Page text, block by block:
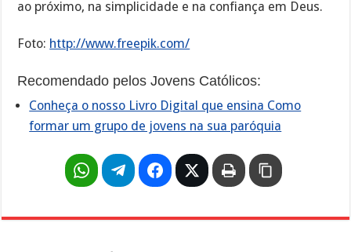
ao próximo, na simplicidade e na confiança em Deus.
Foto: http://www.freepik.com/
Recomendado pelos Jovens Católicos:
Conheça o nosso Livro Digital que ensina Como
formar um grupo de jovens na sua paróquia